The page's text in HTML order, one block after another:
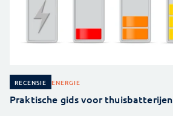
RECENSIE ENERGIE
Praktische gids voor thuisbatterijen